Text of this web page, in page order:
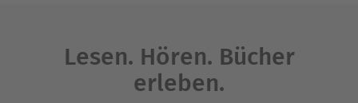
Lesen. Hören. Bücher
erleben.